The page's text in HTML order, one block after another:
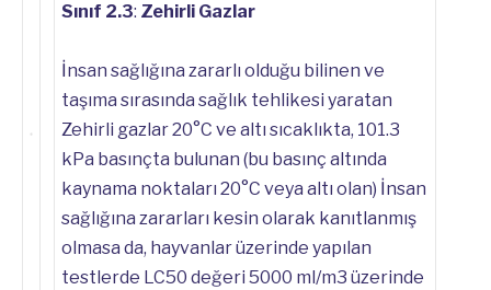
Sınıf 2.3: Zehirli Gazlar
İnsan sağlığına zararlı olduğu bilinen ve
taşıma sırasında sağlık tehlikesi yaratan
Zehirli gazlar 20°C ve altı sıcaklıkta, 101.3
kPa basınçta bulunan (bu basınç altında
kaynama noktaları 20°C veya altı olan) İnsan
sağlığına zararları kesin olarak kanıtlanmış
olmasa da, hayvanlar üzerinde yapılan
testlerde LC50 değeri 5000 ml/m3 üzerinde